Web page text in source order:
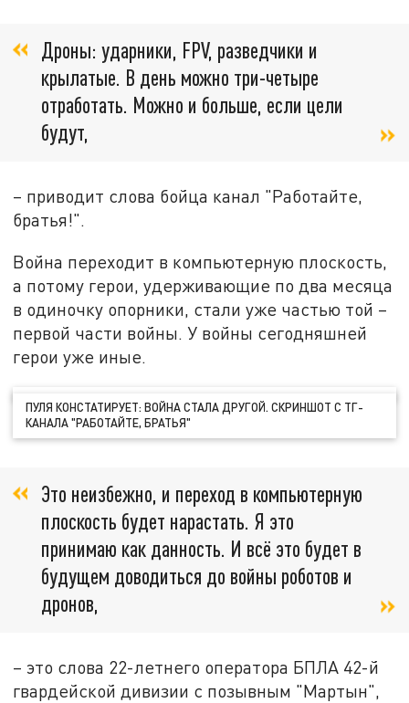
Дроны: ударники, FPV, разведчики и
крылатые. В день можно три-четыре
отработать. Можно и больше, если цели
будут,
– приводит слова бойца канал "Работайте,
братья!".
Война переходит в компьютерную плоскость,
а потому герои, удерживающие по два месяца
в одиночку опорники, стали уже частью той –
первой части войны. У войны сегодняшней
герои уже иные.
ПУЛЯ КОНСТАТИРУЕТ: ВОЙНА СТАЛА ДРУГОЙ. СКРИНШОТ С ТГ-
КАНАЛА "РАБОТАЙТЕ, БРАТЬЯ"
Это неизбежно, и переход в компьютерную
плоскость будет нарастать. Я это
принимаю как данность. И всё это будет в
будущем доводиться до войны роботов и
дронов,
– это слова 22-летнего оператора БПЛА 42-й
гвардейской дивизии с позывным "Мартын",